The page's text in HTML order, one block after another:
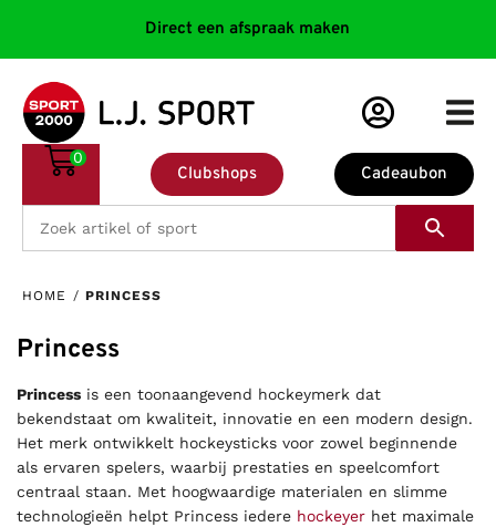
Direct een afspraak maken
Cadeaubon
Clubshops
0
HOME / PRINCESS
Princess
Princess is een toonaangevend hockeymerk dat
bekendstaat om kwaliteit, innovatie en een modern design.
Het merk ontwikkelt hockeysticks voor zowel beginnende
als ervaren spelers, waarbij prestaties en speelcomfort
centraal staan. Met hoogwaardige materialen en slimme
technologieën helpt Princess iedere hockeyer het maximale